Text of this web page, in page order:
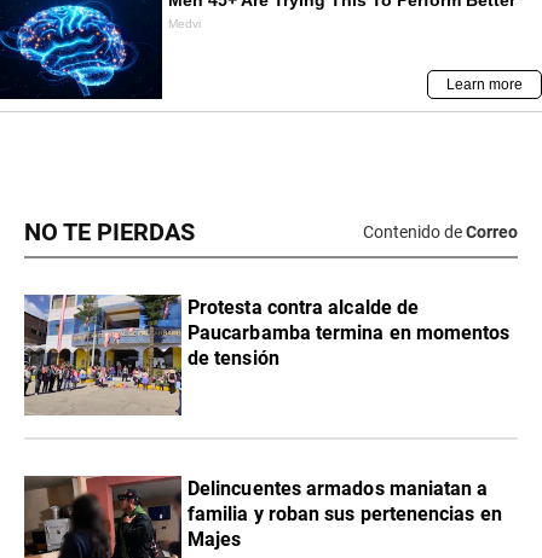
NO TE PIERDAS Contenido deCorreo
Protesta contra alcalde de
Paucarbamba termina en momentos
de tensión
Delincuentes armados maniatan a
familia y roban sus pertenencias en
Majes